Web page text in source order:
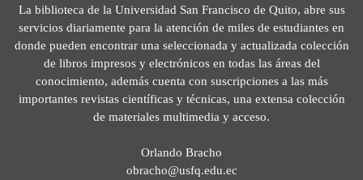
La biblioteca de la Universidad San Francisco de Quito, abre sus
servicios diariamente para la atención de miles de estudiantes en
donde pueden encontrar una seleccionada y actualizada colección
de libros impresos y electrónicos en todas las áreas del
conocimiento, además cuenta con suscripciones a las más
importantes revistas científicas y técnicas, una extensa colección
de materiales multimedia y acceso.
Orlando Bracho
obracho@usfq.edu.ec